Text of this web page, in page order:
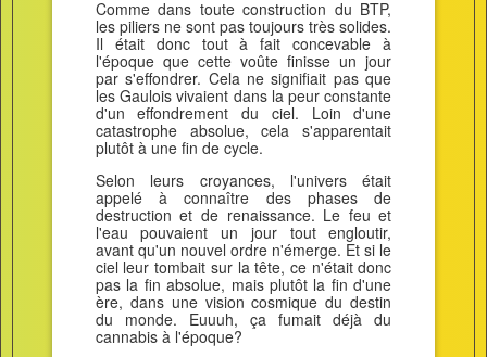
Comme dans toute construction du BTP,
les piliers ne sont pas toujours très solides.
Il était donc tout à fait concevable à
l'époque que cette voûte finisse un jour
par s'effondrer. Cela ne signifiait pas que
les Gaulois vivaient dans la peur constante
d'un effondrement du ciel. Loin d'une
catastrophe absolue, cela s'apparentait
plutôt à une fin de cycle.
Selon leurs croyances, l'univers était
appelé à connaître des phases de
destruction et de renaissance. Le feu et
l'eau pouvaient un jour tout engloutir,
avant qu'un nouvel ordre n'émerge. Et si le
ciel leur tombait sur la tête, ce n'était donc
pas la fin absolue, mais plutôt la fin d'une
ère, dans une vision cosmique du destin
du monde. Euuuh, ça fumait déjà du
cannabis à l'époque?